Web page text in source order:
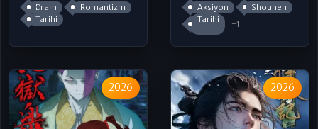
Dram
Romantizm
Tarihi
Aksiyon
Shounen
Tarihi
+1
2026 2026